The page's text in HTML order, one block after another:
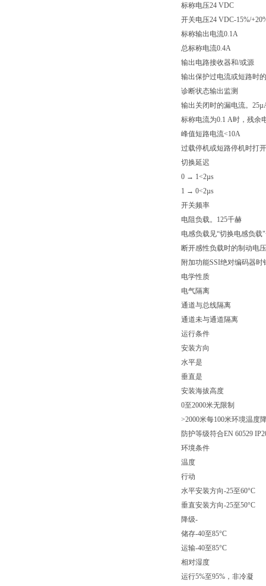
标称电压24 VDC
开关电压24 VDC-15%/
标称输出电流0.1A
总标称电流0.4A
输出电路接收器和/或源
输出保护过电流或短路时
诊断状态输出监测
输出关闭时的漏电流。
标称电流为0.1 A时，残余
峰值短路电流<10A
过载停机或短路停机时打
切换延迟
0 → 1<2µs
1 → 0<2µs
开关频率
电阻负载。125千赫
电感负载见“切换电感负载
断开感性负载时的制动电
附加功能SSI绝对编码器
电学性质
电气隔离
通道与总线隔离
通道未与通道隔离
运行条件
安装方向
水平是
垂直是
安装海拔高度
0至2000米无限制
>2000米每100米环境温度
防护等级符合EN 60529
环境条件
温度
行动
水平安装方向-25至60°C
垂直安装方向-25至50°C
降级-
储存-40至85°C
运输-40至85°C
相对湿度
运行5%至95%，非冷凝